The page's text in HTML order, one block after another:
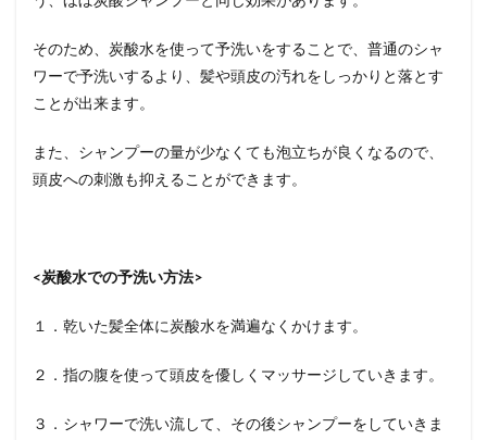
そのため、炭酸水を使って予洗いをすることで、普通のシャ
ワーで予洗いするより、髪や頭皮の汚れをしっかりと落とす
ことが出来ます。
また、シャンプーの量が少なくても泡立ちが良くなるので、
頭皮への刺激も抑えることができます。
<炭酸水での予洗い方法>
１．乾いた髪全体に炭酸水を満遍なくかけます。
２．指の腹を使って頭皮を優しくマッサージしていきます。
３．シャワーで洗い流して、その後シャンプーをしていきま